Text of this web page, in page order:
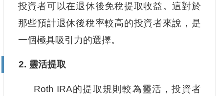
投資者可以在退休後免稅提取收益。這對於
那些預計退休後稅率較高的投資者來說，是
一個極具吸引力的選擇。
2. 靈活提取
Roth IRA的提取規則較為靈活，投資者